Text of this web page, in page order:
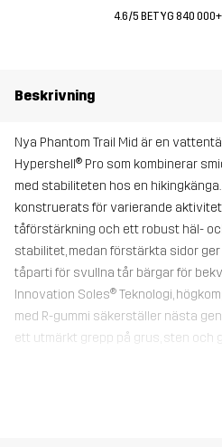
4.6/5 BETYG 840 000+
Beskrivning
Nya Phantom Trail Mid är en
Hypershell® Pro som kombinerar
med stabiliteten hos en
konstruerats för varierande
tåförstärkning och ett robust häl-
stabilitet, medan förstärkta sidor
tåparti för svullna tår bärgar för
Innovation Soles® Teknologi,
med R-gummi säkerställer nästa
ett utmärkt grepp på grus, sten och
en tightare passform och extra